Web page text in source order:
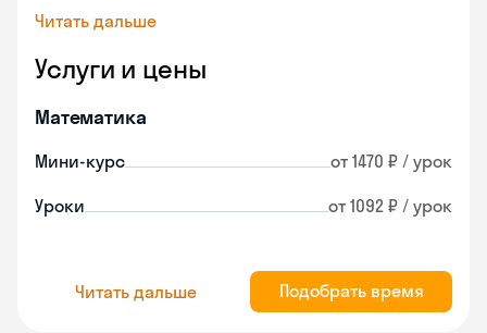
Читать дальше
Услуги и цены
Математика
Мини-курс от 1470 ₽ / урок
Уроки от 1092 ₽ / урок
Читать дальше Подобрать время